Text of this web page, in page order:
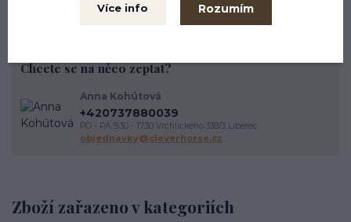
Zboží zařazeno v kategoriích
Chcete se na něco zeptat?
Anna Kohútová
+420737880039
PO - PÁ 9.30 - 17.30 Vrchlického 338/3 Liberec
objednavky@cleverhorse.cz
Více info Rozumím